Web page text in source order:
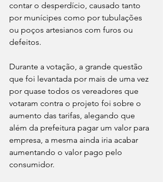
contar o desperdício, causado tanto
por munícipes como por tubulações
ou poços artesianos com furos ou
defeitos.
Durante a votação, a grande questão
que foi levantada por mais de uma vez
por quase todos os vereadores que
votaram contra o projeto foi sobre o
aumento das tarifas, alegando que
além da prefeitura pagar um valor para
empresa, a mesma ainda iria acabar
aumentando o valor pago pelo
consumidor.